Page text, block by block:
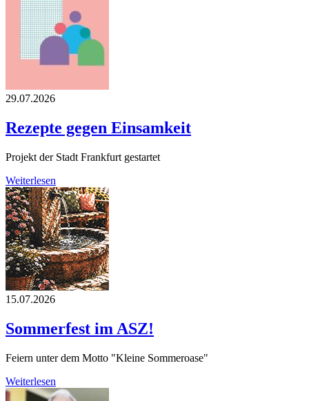
29.07.2026
Rezepte gegen Einsamkeit
Projekt der Stadt Frankfurt gestartet
Weiterlesen
15.07.2026
Sommerfest im ASZ!
Feiern unter dem Motto "Kleine Sommeroase"
Weiterlesen